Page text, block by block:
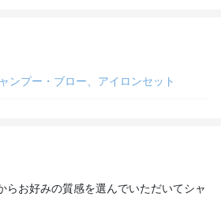
ンプー・ブロー、アイロンセット
らお好みの質感を選んでいただいてシャ